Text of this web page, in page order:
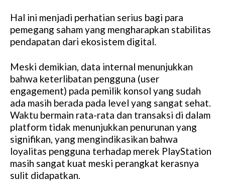
Hal ini menjadi perhatian serius bagi para
pemegang saham yang mengharapkan stabilitas
pendapatan dari ekosistem digital.
Meski demikian, data internal menunjukkan
bahwa keterlibatan pengguna (user
engagement) pada pemilik konsol yang sudah
ada masih berada pada level yang sangat sehat.
Waktu bermain rata-rata dan transaksi di dalam
platform tidak menunjukkan penurunan yang
signifikan, yang mengindikasikan bahwa
loyalitas pengguna terhadap merek PlayStation
masih sangat kuat meski perangkat kerasnya
sulit didapatkan.